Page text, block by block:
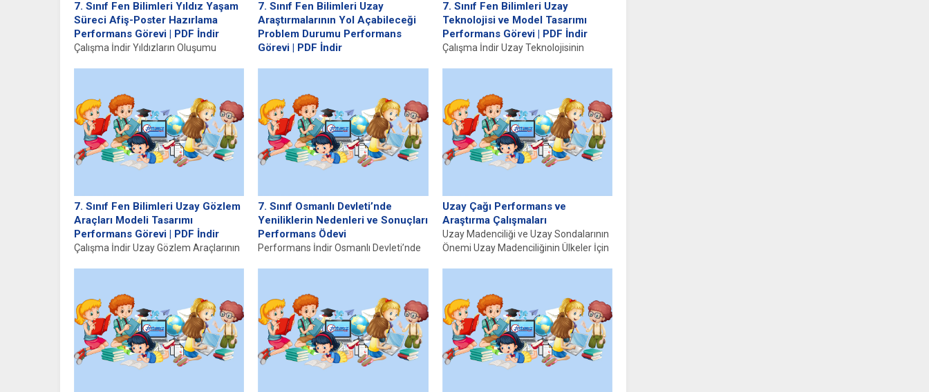
7. Sınıf Fen Bilimleri Yıldız Yaşam
Süreci Afiş-Poster Hazırlama
Performans Görevi | PDF İndir
Çalışma İndir Yıldızların Oluşumu
7. Sınıf Fen Bilimleri Uzay
Araştırmalarının Yol Açabileceği
Problem Durumu Performans
Görevi | PDF İndir
yeni...
7. Sınıf Fen Bilimleri Uzay
Teknolojisi ve Model Tasarımı
Performans Görevi | PDF İndir
Çalışma İndir Uzay Teknolojisinin
7. Sınıf Fen Bilimleri Uzay Gözlem
Araçları Modeli Tasarımı
Performans Görevi | PDF İndir
Çalışma İndir Uzay Gözlem Araçlarının
7. Sınıf Osmanlı Devleti’nde
Yeniliklerin Nedenleri ve Sonuçları
Performans Ödevi
Performans İndir Osmanlı Devleti’nde
Uzay Çağı Performans ve
Araştırma Çalışmaları
Uzay Madenciliği ve Uzay Sondalarının
Önemi Uzay Madenciliğinin Ülkeler İçin